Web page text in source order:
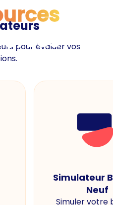
pour évaluer vos
Simulateur
Neuf
Simuler votre